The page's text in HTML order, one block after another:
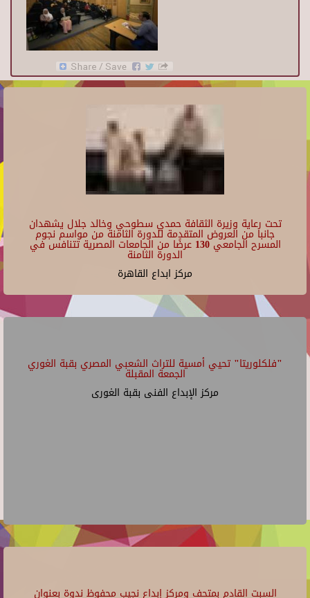
تحت رعاية وزيرة الثقافة حمدي سطوحي وخالد جلال يشهدان
جانبا من العروض المتقدمة للدورة الثامنة من مواسم نجوم
المسرح الجامعي 130 عرضًا من الجامعات المصرية تتنافس في
الدورة الثامنة
مركز ابداع القاهرة
"فلكلوريتا" تحيي أمسية للتراث الشعبي المصري بقبة الغوري
الجمعة المقبلة
مركز الإبداع الفنى بقبة الغورى
السبت القادم بمتحف ومركز إبداع نجيب محفوظ ندوة بعنوان